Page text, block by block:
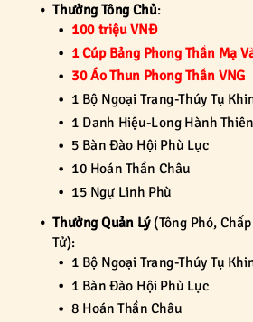
Thưởng Tông Chủ:
100 triệu VNĐ
1 Cúp Bảng Phong Thần Mạ
30 Áo Thun Phong Thần VNG
1 Bộ Ngoại Trang-Thúy Tụ
1 Danh Hiệu-Long Hành
5 Bàn Đào Hội Phù Lục
10 Hoán Thần Châu
15 Ngự Linh Phù
Thưởng Quản Lý(Tông Phó,
Tử):
1 Bộ Ngoại Trang-Thúy Tụ
1 Bàn Đào Hội Phù Lục
8 Hoán Thần Châu